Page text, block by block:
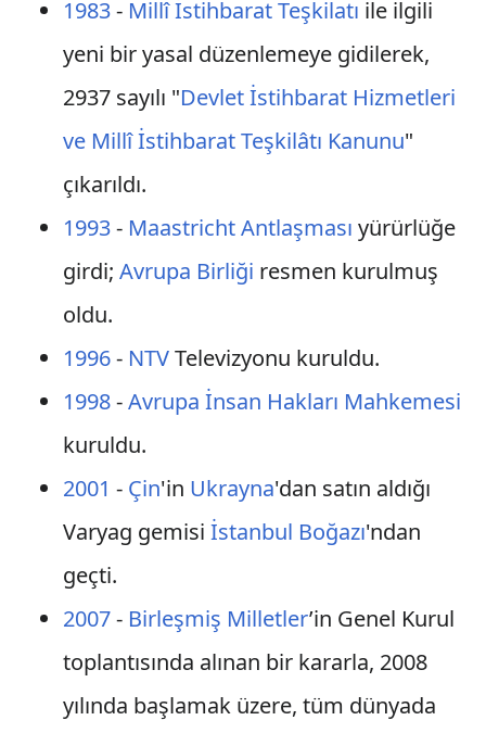
1983- Millî İstihbarat Teşkilatı ile ilgili
yeni bir yasal düzenlemeye gidilerek,
2937 sayılı "Devlet İstihbarat Hizmetleri
ve Millî İstihbarat Teşkilâtı Kanunu"
çıkarıldı.
1993- Maastricht Antlaşması yürürlüğe
girdi; Avrupa Birliği resmen kurulmuş
oldu.
1996- NTVTelevizyonu kuruldu.
1998-Avrupa İnsan Hakları Mahkemesi
kuruldu.
2001 - Çin'in Ukrayna'dan satın aldığı
Varyag gemisi İstanbul Boğazı'ndan
geçti.
2007- Birleşmiş Milletler’in Genel Kurul
toplantısında alınan bir kararla, 2008
yılında başlamak üzere, tüm dünyada